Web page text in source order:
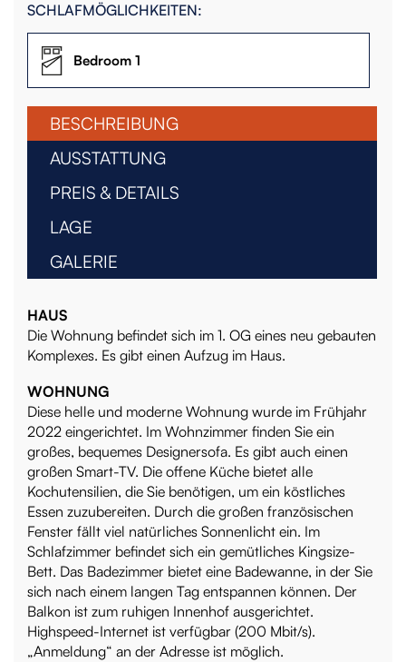
SCHLAFMÖGLICHKEITEN:
Bedroom 1
BESCHREIBUNG
AUSSTATTUNG
PREIS & DETAILS
LAGE
GALERIE
HAUS
Die Wohnung befindet sich im 1. OG eines neu gebauten
Komplexes. Es gibt einen Aufzug im Haus.
WOHNUNG
Diese helle und moderne Wohnung wurde im Frühjahr
2022 eingerichtet. Im Wohnzimmer finden Sie ein
großes, bequemes Designersofa. Es gibt auch einen
großen Smart-TV. Die offene Küche bietet alle
Kochutensilien, die Sie benötigen, um ein köstliches
Essen zuzubereiten. Durch die großen französischen
Fenster fällt viel natürliches Sonnenlicht ein. Im
Schlafzimmer befindet sich ein gemütliches Kingsize-
Bett. Das Badezimmer bietet eine Badewanne, in der Sie
sich nach einem langen Tag entspannen können. Der
Balkon ist zum ruhigen Innenhof ausgerichtet.
Highspeed-Internet ist verfügbar (200 Mbit/s).
„Anmeldung“ an der Adresse ist möglich.